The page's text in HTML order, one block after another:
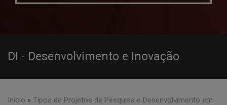
DI - Desenvolvimento e Inovação
Início » Tipos de Projetos de Pesquisa e Desenvolvimento em